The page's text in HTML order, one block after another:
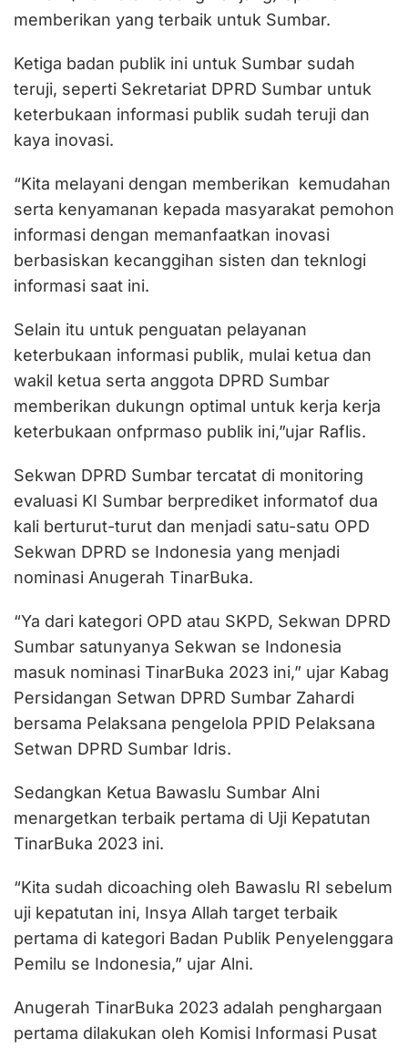
memberikan yang terbaik untuk Sumbar.
Ketiga badan publik ini untuk Sumbar sudah
teruji, seperti Sekretariat DPRD Sumbar untuk
keterbukaan informasi publik sudah teruji dan
kaya inovasi.
“Kita melayani dengan memberikan kemudahan
serta kenyamanan kepada masyarakat pemohon
informasi dengan memanfaatkan inovasi
berbasiskan kecanggihan sisten dan teknlogi
informasi saat ini.
Selain itu untuk penguatan pelayanan
keterbukaan informasi publik, mulai ketua dan
wakil ketua serta anggota DPRD Sumbar
memberikan dukungn optimal untuk kerja kerja
keterbukaan onfprmaso publik ini,”ujar Raflis.
Sekwan DPRD Sumbar tercatat di monitoring
evaluasi KI Sumbar berprediket informatof dua
kali berturut-turut dan menjadi satu-satu OPD
Sekwan DPRD se Indonesia yang menjadi
nominasi Anugerah TinarBuka.
“Ya dari kategori OPD atau SKPD, Sekwan DPRD
Sumbar satunyanya Sekwan se Indonesia
masuk nominasi TinarBuka 2023 ini,” ujar Kabag
Persidangan Setwan DPRD Sumbar Zahardi
bersama Pelaksana pengelola PPID Pelaksana
Setwan DPRD Sumbar Idris.
Sedangkan Ketua Bawaslu Sumbar Alni
menargetkan terbaik pertama di Uji Kepatutan
TinarBuka 2023 ini.
“Kita sudah dicoaching oleh Bawaslu RI sebelum
uji kepatutan ini, Insya Allah target terbaik
pertama di kategori Badan Publik Penyelenggara
Pemilu se Indonesia,” ujar Alni.
Anugerah TinarBuka 2023 adalah penghargaan
pertama dilakukan oleh Komisi Informasi Pusat